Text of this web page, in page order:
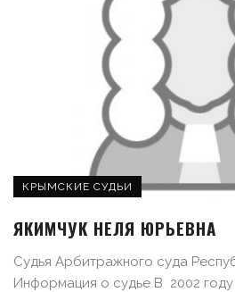
КРЫМСКИЕ СУДЬИ
ЯКИМЧУК НЕЛЯ ЮРЬЕВНА
Судья Арбитражного суда
Информация о судье В 2002